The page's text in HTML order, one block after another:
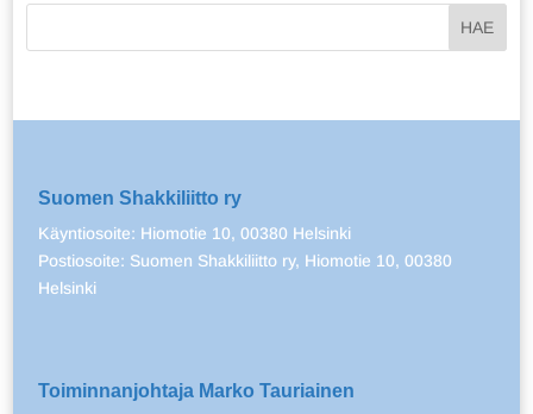
Suomen Shakkiliitto ry
Käyntiosoite: Hiomotie 10, 00380 Helsinki
Postiosoite: Suomen Shakkiliitto ry, Hiomotie 10, 00380
Helsinki
Toiminnanjohtaja Marko Tauriainen